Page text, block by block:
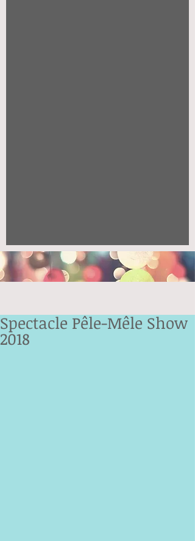
Spectacle Pêle-Mêle Show
2018